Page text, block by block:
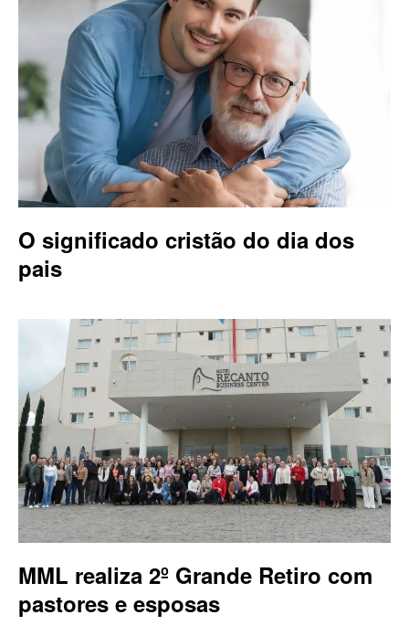
O significado cristão do dia dos
pais
MML realiza 2º Grande Retiro com
pastores e esposas